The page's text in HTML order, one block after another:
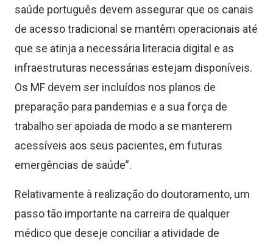
saúde português devem assegurar que os canais
de acesso tradicional se mantêm operacionais até
que se atinja a necessária literacia digital e as
infraestruturas necessárias estejam disponíveis.
Os MF devem ser incluídos nos planos de
preparação para pandemias e a sua força de
trabalho ser apoiada de modo a se manterem
acessíveis aos seus pacientes, em futuras
emergências de saúde”.
Relativamente à realização do doutoramento, um
passo tão importante na carreira de qualquer
médico que deseje conciliar a atividade de